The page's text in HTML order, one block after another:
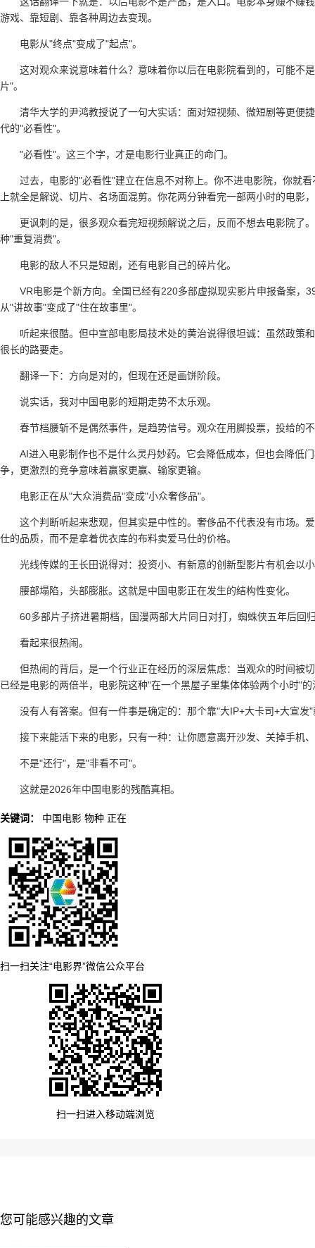
游戏、靠短剧、靠各种周边去变现。
电影从"终点"变成了"起点"。
这对观众来说意味着什么？意味着你以后在电影院看到的，可能不
片"。
清华大学的尹鸿教授说了一句大实话：面对短视频、微短剧等更便
代的"必看性"。
"必看性"。这三个字，才是电影行业真正的命门。
过去，电影的"必看性"建立在信息不对称上。你不进电影院，你就
上就全是解说、切片、名场面混剪。你花两分钟看完一部两小时的电影
更讽刺的是，很多观众看完短视频解说之后，反而不想去电影院了
种"重复消费"。
电影的敌人不只是短剧，还有电影自己的碎片化。
VR电影是个新方向。全国已经有220多部虚拟现实影片申报备案，
从"讲故事"变成了"住在故事里"。
听起来很酷。但中宣部电影局技术处的黄治说得很坦诚：虽然政策
很长的路要走。
翻译一下：方向是对的，但现在还是画饼阶段。
说实话，我对中国电影的短期走势不太乐观。
春节档腰斩不是偶然事件，是趋势信号。观众在用脚投票，投给的
AI进入电影制作也不是什么灵丹妙药。它会降低成本，但也会降低
争，更激烈的竞争意味着赢家更赢、输家更输。
电影正在从"大众消费品"变成"小众奢侈品"。
这个判断听起来悲观，但其实是中性的。奢侈品不代表没有市场。
仕的品质，而不是拿着优衣库的布料卖爱马仕的价格。
光线传媒的王长田说得对：投资小、有新意的创新型影片有机会以
腰部塌陷，头部膨胀。这就是中国电影正在发生的结构性变化。
60多部片子挤进暑期档，国漫两部大片同日对打，蜘蛛侠五年后回
看起来很热闹。
但热闹的背后，是一个行业正在经历的深层焦虑：当观众的时间被
已经是电影的两倍半，电影院这种"在一个黑屋子里集体体验两个小时"
没有人有答案。但有一件事是确定的：那个靠"大IP+大卡司+大宣
接下来能活下来的电影，只有一种：让你愿意离开沙发、关掉手机
不是"还行"，是"非看不可"。
这就是2026年中国电影的残酷真相。
关键词： 中国电影 物种 正在
扫一扫关注“电影界”微信公众平台
扫一扫进入移动端浏览
您可能感兴趣的文章